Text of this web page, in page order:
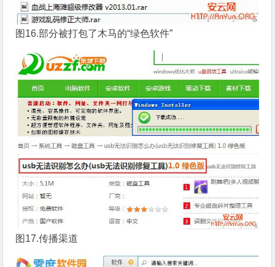
图16.部分被打包了木马的“绿色软件”
图17.传播渠道